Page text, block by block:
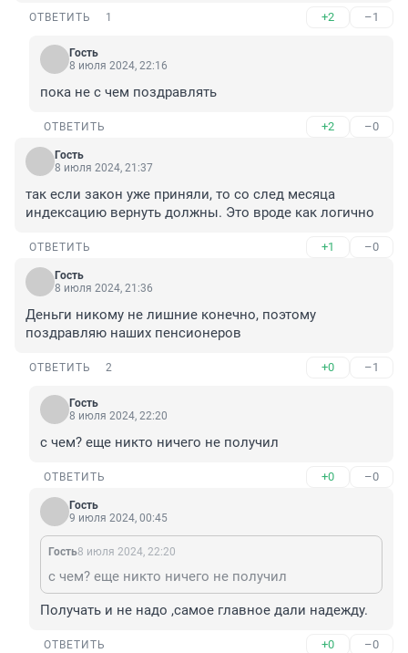
ОТВЕТИТЬ 1 +2 –1
Гость
8 июля 2024, 22:16
пока не с чем поздравлять
ОТВЕТИТЬ +2 –0
Гость
8 июля 2024, 21:37
так если закон уже приняли, то со след месяца
индексацию вернуть должны. Это вроде как логично
ОТВЕТИТЬ +1 –0
Гость
8 июля 2024, 21:36
Деньги никому не лишние конечно, поэтому
поздравляю наших пенсионеров
ОТВЕТИТЬ 2 +0 –1
Гость
8 июля 2024, 22:20
с чем? еще никто ничего не получил
ОТВЕТИТЬ +0 –0
Гость
9 июля 2024, 00:45
Гость8 июля 2024, 22:20
с чем? еще никто ничего не получил
Получать и не надо ,самое главное дали надежду.
ОТВЕТИТЬ +0 –0